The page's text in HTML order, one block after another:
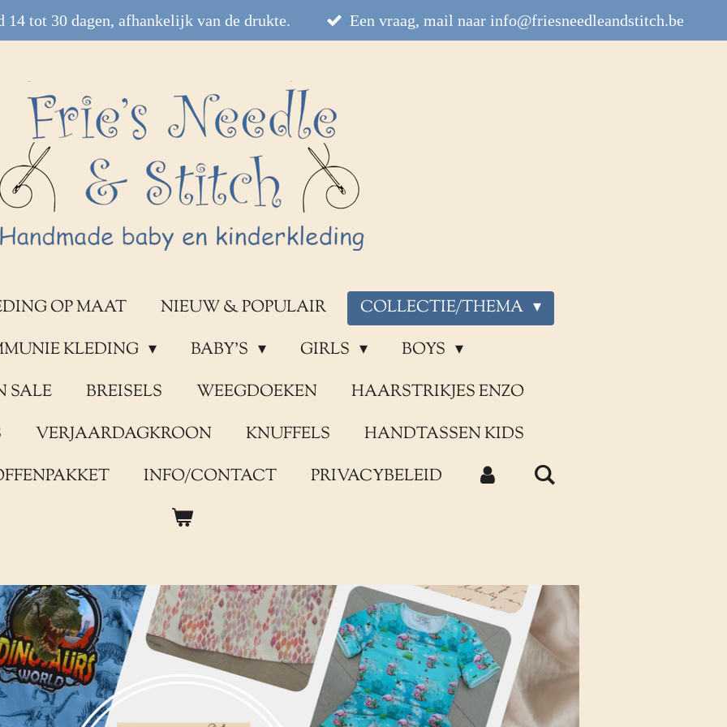
14 tot 30 dagen, afhankelijk van de drukte. Een vraag, mail naar info@friesneedleandstitch.be
OP MAAT NIEUW & POPULAIR
COLLECTIE/THEMA
KLEDING
BABY'S GIRLS
BOYS
SALE
BREISELS WEEGDOEKEN
HAARSTRIKJES ENZO
VERJAARDAGKROON KNUFFELS
HANDTASSEN KIDS
INFO/CONTACT PRIVACYBELEID